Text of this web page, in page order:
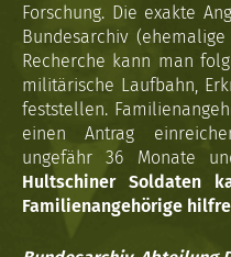
Forschung. Die exakte
Bundesarchiv
Recherche kann man
militärische Laufbahn,
feststellen.
einen Antrag
ungefähr 36 Monate
Hultschiner Soldaten
Familienangehörige